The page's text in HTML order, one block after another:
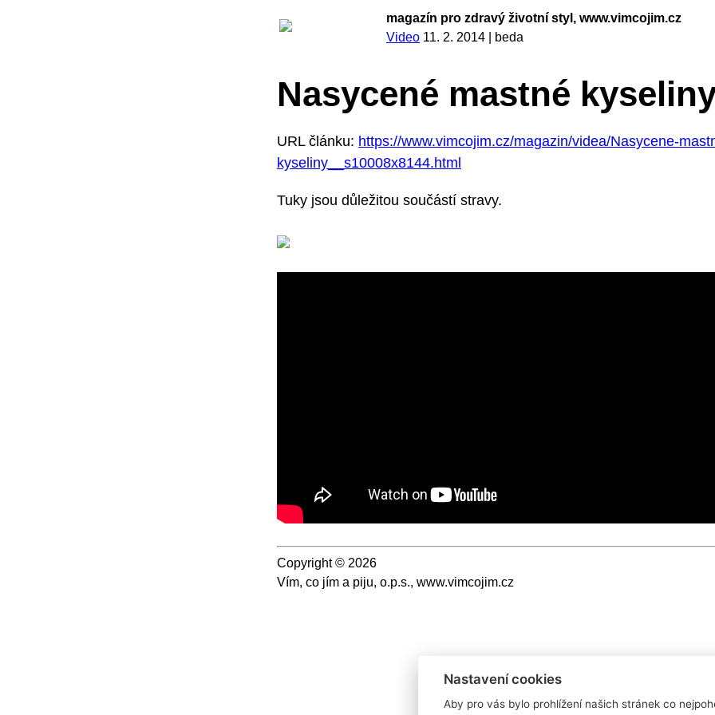
magazín pro zdravý životní styl, www.vimcojim.cz
Video 11. 2. 2014 beda
Nasycené mastné
URL článku: https://www.vimcojim.cz/magazin/videa/Nasycene-
kyseliny__s10008x8144.html
Tuky jsou důležitou součástí stravy.
Copyright © 2026
Vím, co jím a piju, o.p.s., www.vimcojim.cz
Nastavení cookies
Aby pro vás bylo prohlížení našich stránek co